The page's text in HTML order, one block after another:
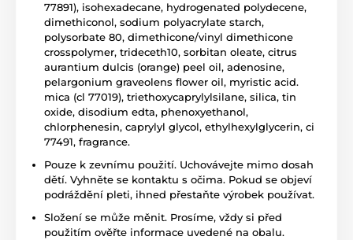
77891), isohexadecane, hydrogenated polydecene,
dimethiconol, sodium polyacrylate starch,
polysorbate 80, dimethicone/vinyl dimethicone
crosspolymer, trideceth10, sorbitan oleate, citrus
aurantium dulcis (orange) peel oil, adenosine,
pelargonium graveolens flower oil, myristic acid.
mica (cl 77019), triethoxycaprylylsilane, silica, tin
oxide, disodium edta, phenoxyethanol,
chlorphenesin, caprylyl glycol, ethylhexylglycerin, ci
77491, fragrance.
Pouze k zevnímu použití. Uchovávejte mimo dosah
dětí. Vyhněte se kontaktu s očima. Pokud se objeví
podráždění pleti, ihned přestaňte výrobek používat.
Složení se může měnit. Prosíme, vždy si před
použitím ověřte informace uvedené na obalu.